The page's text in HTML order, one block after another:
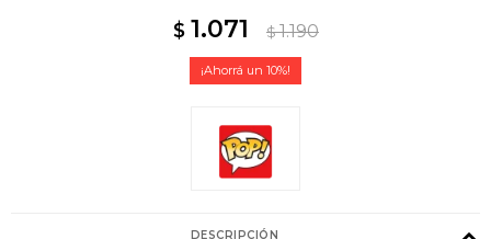
$ 1.071 $ 1.190
10
DESCRIPCIÓN